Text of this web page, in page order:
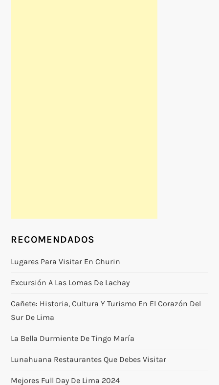
RECOMENDADOS
Lugares Para Visitar En Churin
Excursión A Las Lomas De Lachay
Cañete: Historia, Cultura Y Turismo En El Corazón Del
Sur De Lima
La Bella Durmiente De Tingo María
Lunahuana Restaurantes Que Debes Visitar
Mejores Full Day De Lima 2024